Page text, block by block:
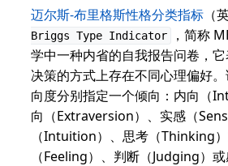
迈尔斯-布里格斯性格分类指标 （
Briggs Type Indicator
，简称
学中一种内省的自我报告问卷，
决策的方式上存在不同心理偏好
向度分别指定一个倾向：内向（
向（Extraversion）、实感（
（Intuition）、思考（Thinking
（Feeling）、判断（Judging）